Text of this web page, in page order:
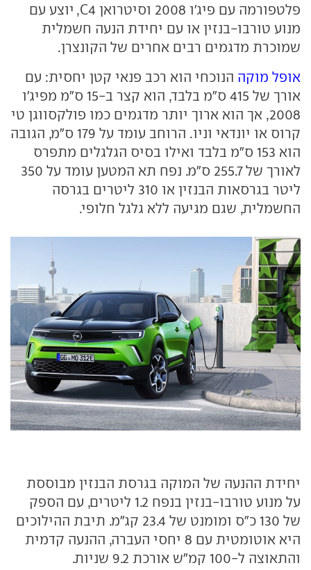
פלטפורמה עם פיג'ו 2008 וסיטרואן C4, יוצע עם
מנוע טורבו-בנזין או עם יחידת הנעה חשמלית
שמוכרת מדגמים רבים אחרים של הקונצרן.
אופל מוקה הנוכחי הוא רכב פנאי קטן יחסית: עם
אורך של 415 ס"מ בלבד, הוא קצר ב-15 ס"מ מפיג'ו
2008, אך הוא ארוך יותר מדגמים כמו פולקסווגן טי
קרוס או יונדאי וניו. הרוחב עומד על 179 ס"מ, הגובה
הוא 153 ס"מ בלבד ואילו בסיס הגלגלים מתפרס
לאורך של 255.7 ס"מ. נפח תא המטען עומד על 350
ליטר בגרסאות הבנזין או 310 ליטרים בגרסה
החשמלית, שגם מגיעה ללא גלגל חלופי.
יחידת ההנעה של המוקה בגרסת הבנזין מבוססת
על מנוע טורבו-בנזין בנפח 1.2 ליטרים, עם הספק
של 130 כ"ס ומומנט של 23.4 קג"מ. תיבת ההילוכים
היא אוטומטית עם 8 יחסי העברה, ההנעה קדמית
והתאוצה ל-100 קמ"ש אורכת 9.2 שניות.